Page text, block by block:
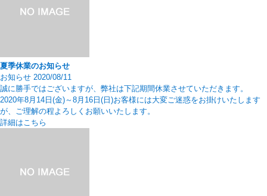
夏季休業のお知らせ
お知らせ 2020/08/11
誠に勝手ではございますが、弊社は下記期間休業させていただきます。
2020年8月14日(金)～8月16日(日)お客様には大変ご迷惑をお掛けいたします
が、ご理解の程よろしくお願いいたします。
詳細はこちら